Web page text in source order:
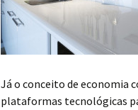
Já o conceito de economia
plataformas tecnológicas